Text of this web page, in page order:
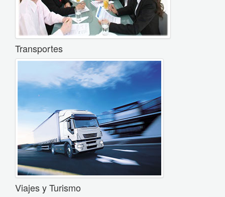
Transportes
Viajes y Turismo